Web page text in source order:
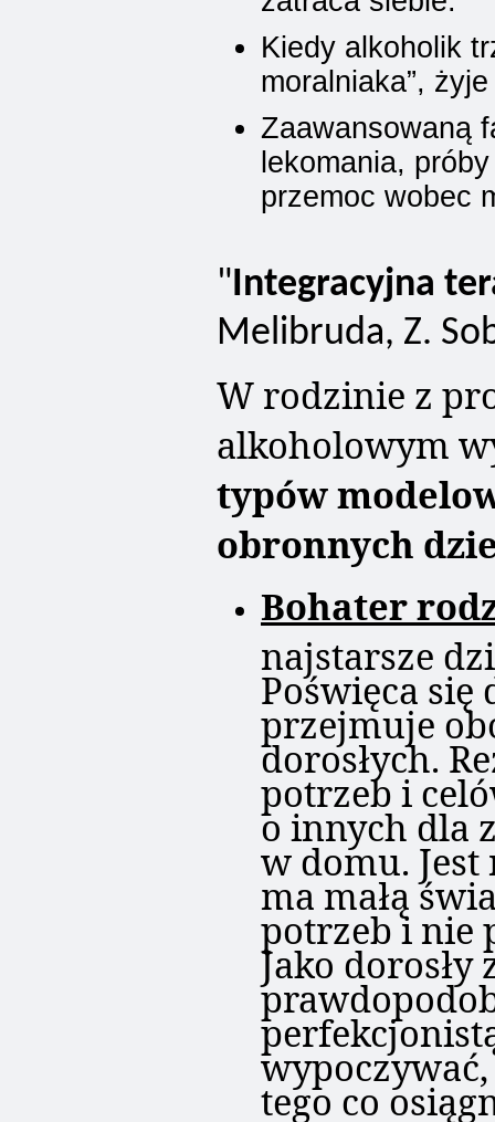
Kiedy alkoholik
moralniaka”,
Zaawansowaną
lekomania,
przemoc wobec
"Integracyjna
Melibruda, Z.
W rodzinie z
alkoholowym
typów
obronnych
Bohater
najstarsze
Poświęca się
przejmuje
dorosłych.
potrzeb i
o innych dla
w domu.
ma małą
potrzeb i nie
Jako dorosły
tego co